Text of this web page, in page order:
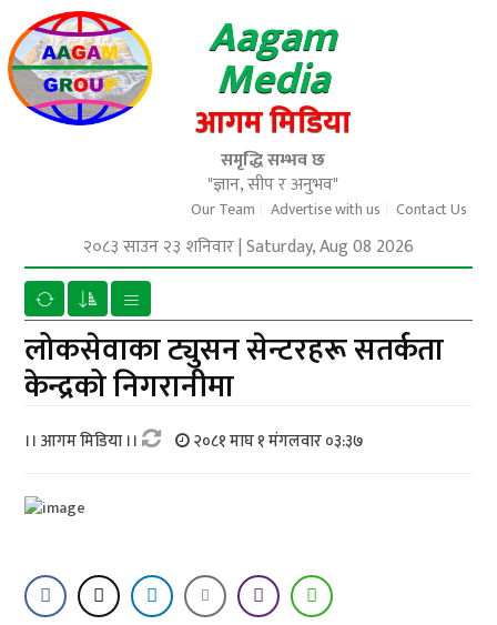
Aagam
Media
आगम मिडिया
समृद्धि सम्भव छ
"ज्ञान, सीप र अनुभव"
Our Team Advertise with us Contact Us
२०८३ साउन २३ शनिवार|Saturday, Aug 08 2026
लोकसेवाका ट्युसन सेन्टरहरू सतर्कता
केन्द्रको निगरानीमा
।। आगम मिडिया ।। २०८१ माघ १ मंगलवार ०३:३७